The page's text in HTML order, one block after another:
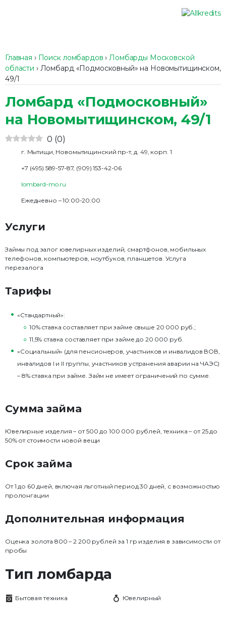
Главная › Поиск ломбардов ›Ломбарды Московской
области › Ломбард «Подмосковный» на Новомытищинском,
49/1
Ломбард «Подмосковный»
на Новомытищинском, 49/1
0 (0)
г. Мытищи, Новомытищинский пр-т, д. 49, корп. 1
+7 (495) 589-57-87, (909) 153-42-06
lombard-mo.ru
Ежедневно – 10:00-20:00
Услуги
Займы под залог ювелирных изделий, смартфонов, мобильных
телефонов, компьютеров, ноутбуков, планшетов. Услуга
перезалога
Тарифы
«Стандартный»:
10% ставка составляет при займе свыше 20 000 руб.;
11,5% ставка составляет при займе до 20 000 руб.
«Социальный» (для пенсионеров, участников и инвалидов ВОВ,
инвалидов I и II группы, участников устранения аварии на ЧАЭС)
– 8% ставка при займе. Займ не имеет ограничений по сумме.
Сумма займа
Ювелирные изделия – от 500 до 100 000 рублей, техника – от 25 до
50% от стоимости новой вещи
Срок займа
От 1 до 60 дней, включая льготный период 30 дней, с возможностью
пролонгации
Дополнительная информация
Оценка золота 800 – 2 200 рублей за 1 гр изделия в зависимости от
пробы
Тип ломбарда
Бытовая техника Ювелирный